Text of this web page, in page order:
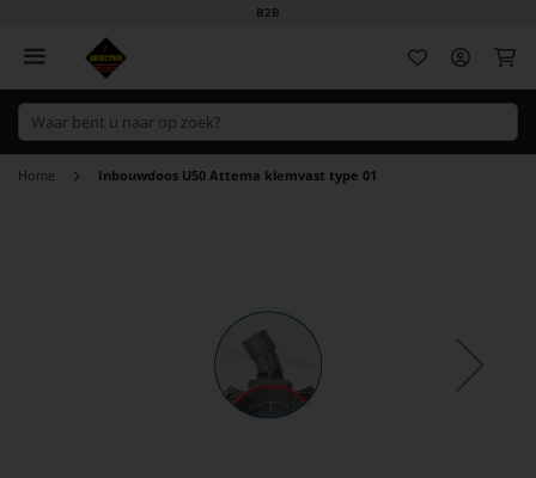
B2B
Home Inbouwdoos U50 Attema klemvast type 01